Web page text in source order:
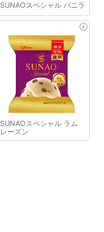
SUNAOスペシャル バニラ
SUNAOスペシャル ラム
レーズン